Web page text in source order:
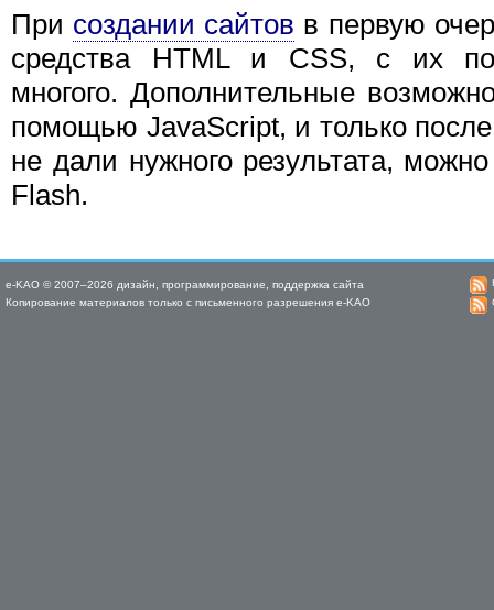
При создании сайтов в первую
средства HTML и CSS, с их
многого. Дополнительные
помощью JavaScript, и только после
не дали нужного результата,
Flash.
e-KAO © 2007–2026 дизайн, программирование, поддержка сайта
Копирование материалов только с письменного разрешения e-KAO